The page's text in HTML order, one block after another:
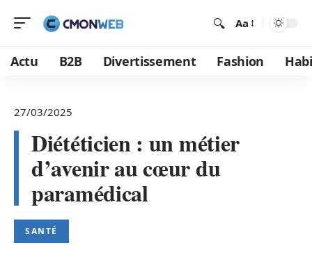
Aa
Actu B2B Divertissement Fashion
27/03/2025
Diététicien : un métier
d’avenir au cœur du
paramédical
SANTÉ